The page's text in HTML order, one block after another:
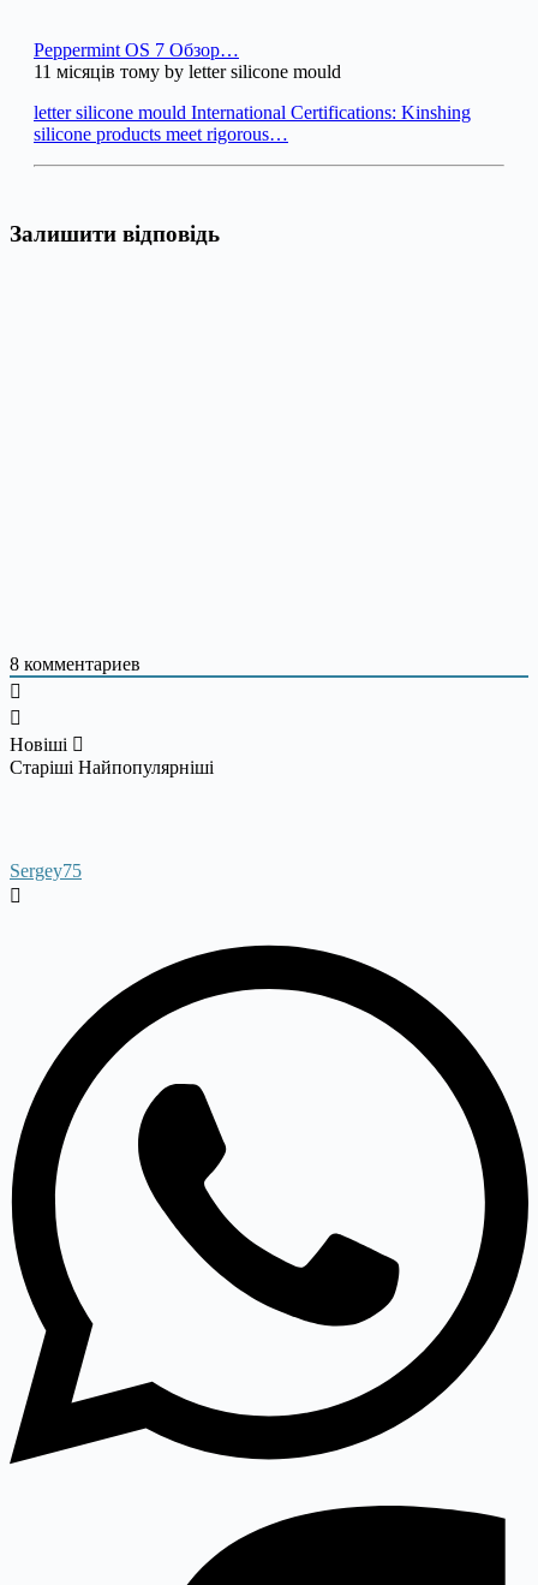
Peppermint OS 7 Обзор…
11 місяців тому by letter silicone mould
letter silicone mould International Certifications: Kinshing
silicone products meet rigorous…
Залишити відповідь
8 комментариев
Новіші
Старіші Найпопулярніші
Sergey75